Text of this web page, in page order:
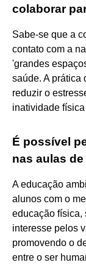
colaborar
Sabe-se que a
contato com a
'grandes
saúde. A prática
reduzir o
inatividade
É possível
nas aulas
A educação
alunos com o
educação física,
interesse pelos
promovendo o
entre o ser